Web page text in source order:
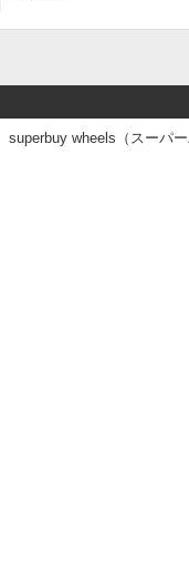
superbuy wheels（スーパ